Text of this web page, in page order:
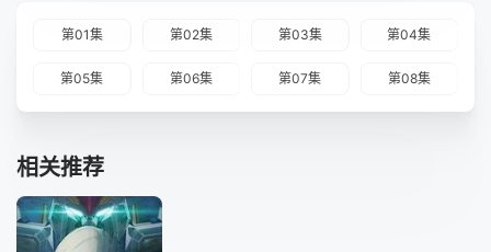
第01集 第02集 第03集 第04集
第05集 第06集 第07集 第08集
相关推荐